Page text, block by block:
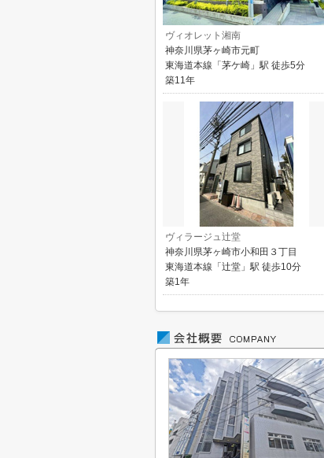
ヴィオレット湘南
神奈川県茅ヶ崎市元町
東海道本線「茅ケ崎」駅 徒歩5分
築11年
ヴィラージュ辻堂
神奈川県茅ヶ崎市小和田３丁目
東海道本線「辻堂」駅 徒歩10分
築1年